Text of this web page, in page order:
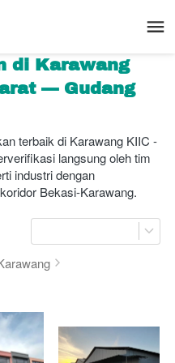
di Karawang
— Gudang
terbaik di Karawang KIIC -
langsung oleh tim
industri dengan
Bekasi-Karawang.